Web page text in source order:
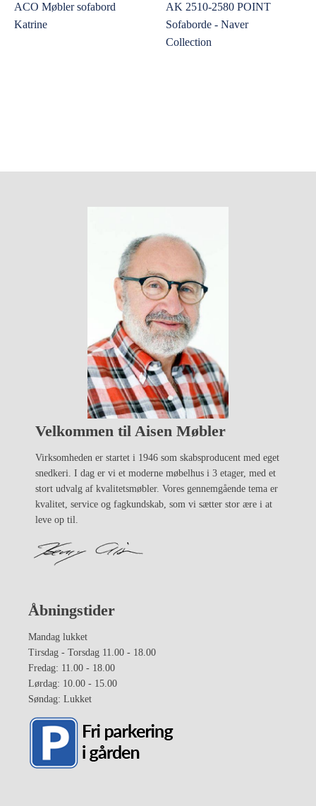
ACO Møbler sofabord
Katrine
AK 2510-2580 POINT
Sofaborde - Naver
Collection
Velkommen til Aisen Møbler
Virksomheden er startet i 1946 som skabsproducent med eget
snedkeri. I dag er vi et moderne møbelhus i 3 etager, med et
stort udvalg af kvalitetsmøbler. Vores gennemgående tema er
kvalitet, service og fagkundskab, som vi sætter stor ære i at
leve op til.
Åbningstider
Mandag lukket
Tirsdag - Torsdag 11.00 - 18.00
Fredag: 11.00 - 18.00
Lørdag: 10.00 - 15.00
Søndag: Lukket